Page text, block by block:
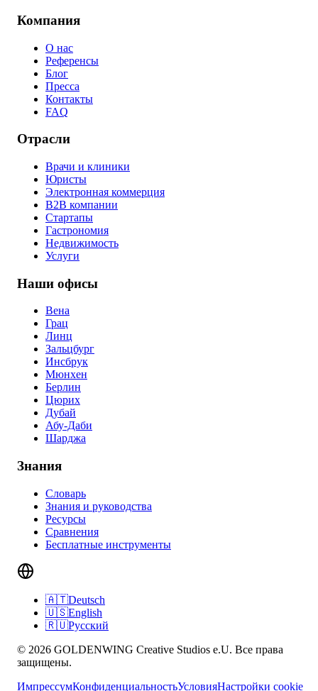
Компания
О нас
Референсы
Блог
Пресса
Контакты
FAQ
Отрасли
Врачи и клиники
Юристы
Электронная коммерция
B2B компании
Стартапы
Гастрономия
Недвижимость
Услуги
Наши офисы
Вена
Грац
Линц
Зальцбург
Инсбрук
Мюнхен
Берлин
Цюрих
Дубай
Абу-Даби
Шарджа
Знания
Словарь
Знания и руководства
Ресурсы
Сравнения
Бесплатные инструменты
🇦🇹Deutsch
🇺🇸English
🇷🇺Русский
© 2026 GOLDENWING Creative Studios e.U. Все права
защищены.
ИмпрессумКонфиденциальностьУсловияНастройки cookie